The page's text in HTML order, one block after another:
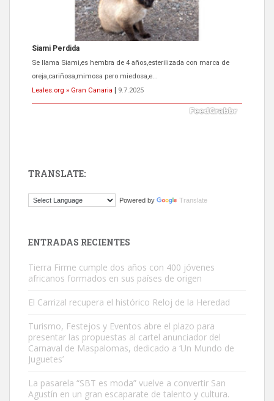
Siami Perdida
Se llama Siami,es hembra de 4 años,esterilizada con marca de
oreja,cariñosa,mimosa pero miedosa,e...
Leales.org » Gran Canaria
9.7.2025
El ayuntamiento se va a llevar a Los Gatos callejeros de la zona los
Gato manso encontrado
Este gato macho ha aparecido en la calle hace menos de un mes,
es muy manso y extremadamente cari...
TRANSLATE:
Powered by Translate
ENTRADAS RECIENTES
Tierra Firme cumple dos años con 400 jóvenes
africanos formados en sus países de origen
El Carrizal recupera el histórico Reloj de la Heredad
Turismo, Festejos y Eventos abre el plazo para
presentar las propuestas al cartel anunciador del
Carnaval de Maspalomas, dedicado a ‘Un Mundo de
Juguetes’
La pasarela “SBT es moda” vuelve a convertir San
Agustín en un gran escaparate de talento y cultura.